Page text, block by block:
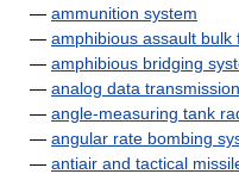
— ammunition system
— amphibious assault bulk
— amphibious bridging
— analog data
— angle-measuring tank
— angular rate bombing
— antiair and tactical